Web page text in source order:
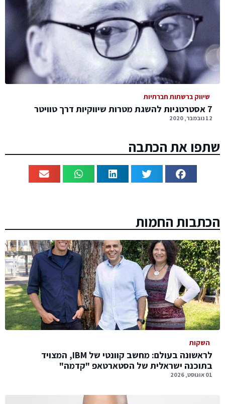
שיווק ברשתות חברתיות
7 אסטרטגיות להשגת מטרות שיווקיות דרך טוויטר
12 נובמבר, 2020
שתפו את הכתבה
הכתבות החמות
השקות
לראשונה בעולם: מחשב קוונטי של IBM, המצויד
בתוכנה ישראלית של הסטארטאפ "קדמה"
01 אוגוסט, 2026